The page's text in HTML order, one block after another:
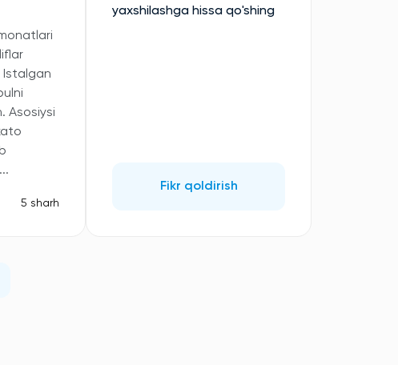
Istalgan
Asosiysi
5 sharh
yaxshilashga hissa qo'shing
Fikr qoldirish